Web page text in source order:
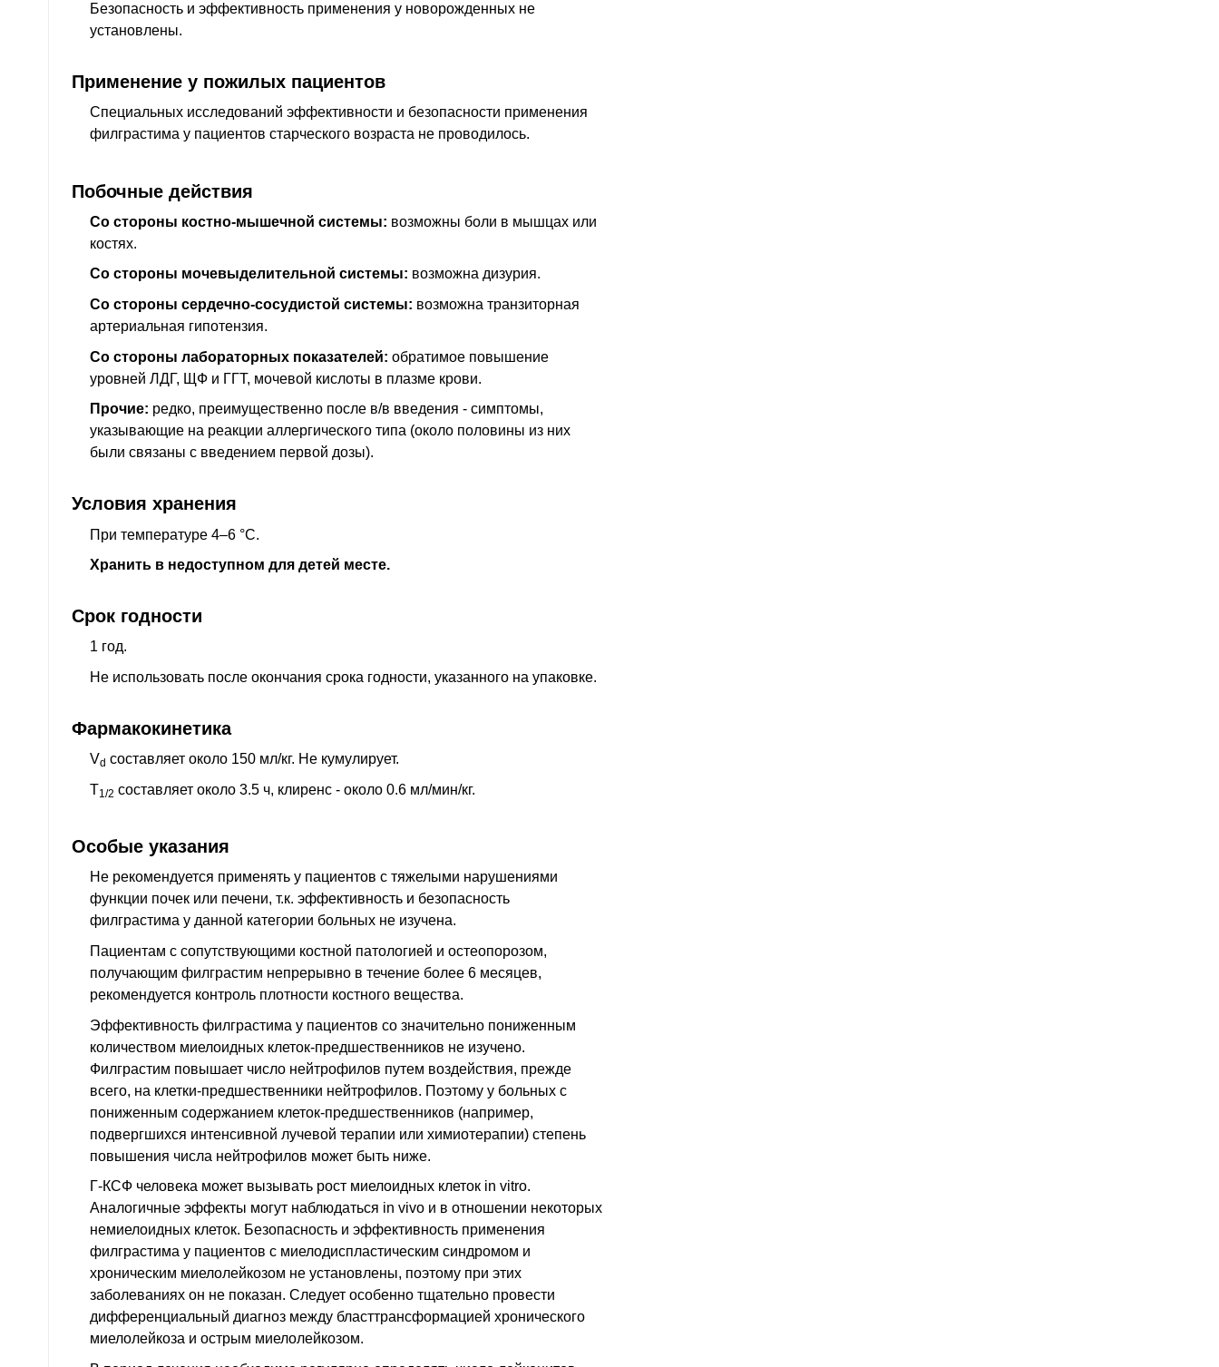
Безопасность и эффективность применения у новорожденных не
установлены.
Применение у пожилых пациентов
Специальных исследований эффективности и безопасности применения
филграстима у пациентов старческого возраста не проводилось.
Побочные действия
Со стороны костно-мышечной системы: возможны боли в мышцах или
костях.
Со стороны мочевыделительной системы: возможна дизурия.
Со стороны сердечно-сосудистой системы: возможна транзиторная
артериальная гипотензия.
Со стороны лабораторных показателей: обратимое повышение
уровней ЛДГ, ЩФ и ГГТ, мочевой кислоты в плазме крови.
Прочие: редко, преимущественно после в/в введения - симптомы,
указывающие на реакции аллергического типа (около половины из них
были связаны с введением первой дозы).
Условия хранения
При температуре 4–6 °C.
Хранить в недоступном для детей месте.
Срок годности
1 год.
Не использовать после окончания срока годности, указанного на упаковке.
Фармакокинетика
Vd составляет около 150 мл/кг. Не кумулирует.
T1/2 составляет около 3.5 ч, клиренс - около 0.6 мл/мин/кг.
Особые указания
Не рекомендуется применять у пациентов с тяжелыми нарушениями
функции почек или печени, т.к. эффективность и безопасность
филграстима у данной категории больных не изучена.
Пациентам с сопутствующими костной патологией и остеопорозом,
получающим филграстим непрерывно в течение более 6 месяцев,
рекомендуется контроль плотности костного вещества.
Эффективность филграстима у пациентов со значительно пониженным
количеством миелоидных клеток-предшественников не изучено.
Филграстим повышает число нейтрофилов путем воздействия, прежде
всего, на клетки-предшественники нейтрофилов. Поэтому у больных с
пониженным содержанием клеток-предшественников (например,
подвергшихся интенсивной лучевой терапии или химиотерапии) степень
повышения числа нейтрофилов может быть ниже.
Г-КСФ человека может вызывать рост миелоидных клеток in vitro.
Аналогичные эффекты могут наблюдаться in vivo и в отношении некоторых
немиелоидных клеток. Безопасность и эффективность применения
филграстима у пациентов с миелодиспластическим синдромом и
хроническим миелолейкозом не установлены, поэтому при этих
заболеваниях он не показан. Следует особенно тщательно провести
дифференциальный диагноз между бласттрансформацией хронического
миелолейкоза и острым миелолейкозом.